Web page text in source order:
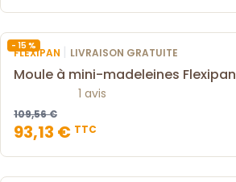
- 15 %
FLEXIPAN | LIVRAISON GRATUITE
Moule à mini-madeleines Flexipan
1 avis
109,56 €
93,13 € TTC